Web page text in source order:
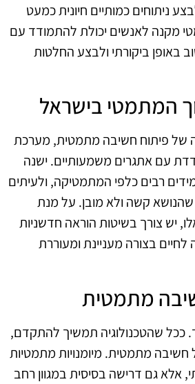
ניתוחים כמותיים חיונית כמעט
מקנה לאנשים יכולת להתמודד עם
באופן ביקורתי ולבצע החלטות
המתמטי בישראל
של פיתוח חשיבה מתמטית, מערכת
עם אתגרים משמעותיים. ישנה
רבים כלפי המתמטיקה, ולעיתים
קשה ולא מובן. על מנת
יש צורך בשיטות הוראה חדשניות
בצורה מעניינת ומעוררת
מתמטית
ככל שהטכנולוגיה תמשיך להתקדם,
מתמטית. מיומנויות מתמטיות
אלא גם דרישה בסיסית במגוון רחב